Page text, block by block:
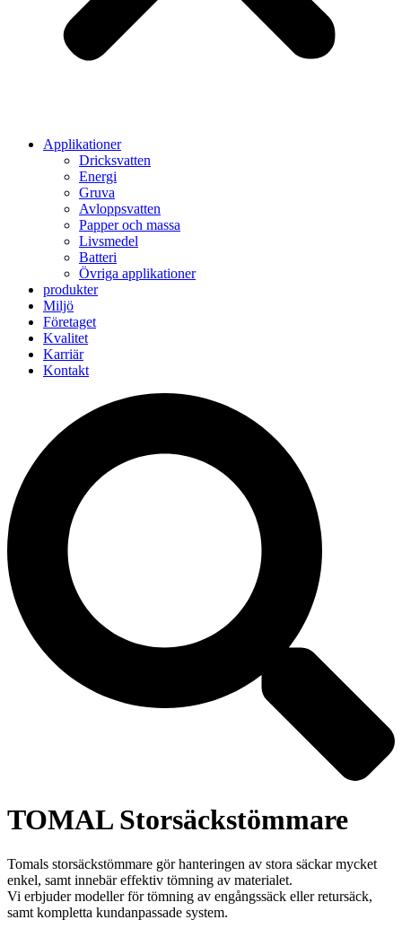
Applikationer
Dricksvatten
Energi
Gruva
Avloppsvatten
Papper och massa
Livsmedel
Batteri
Övriga applikationer
produkter
Miljö
Företaget
Kvalitet
Karriär
Kontakt
TOMAL Storsäckstömmare
Tomals storsäckstömmare gör hanteringen av stora säckar mycket
enkel, samt innebär effektiv tömning av materialet.
Vi erbjuder modeller för tömning av engångssäck eller retursäck,
samt kompletta kundanpassade system.